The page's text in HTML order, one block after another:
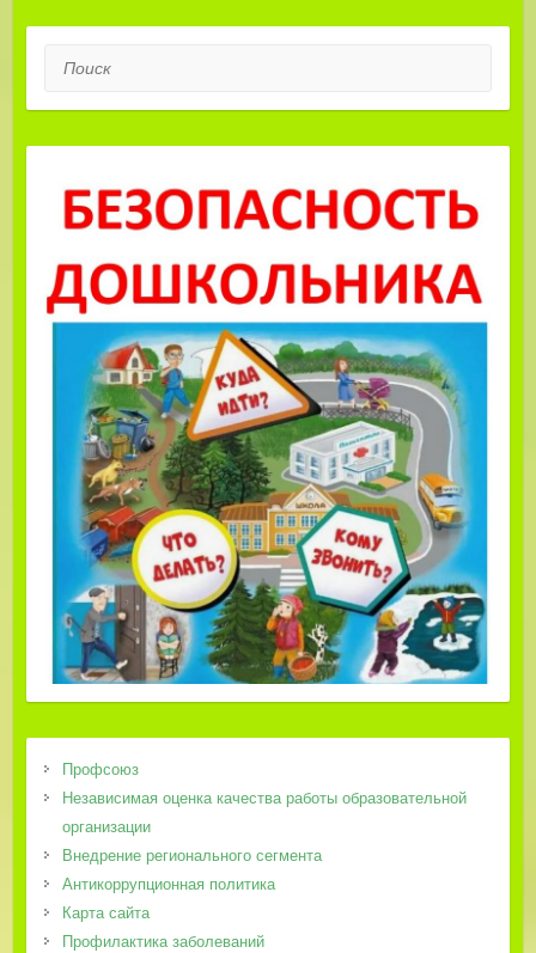
Поиск
Профсоюз
Независимая оценка качества работы образовательной
организации
Внедрение регионального сегмента
Антикоррупционная политика
Карта сайта
Профилактика заболеваний